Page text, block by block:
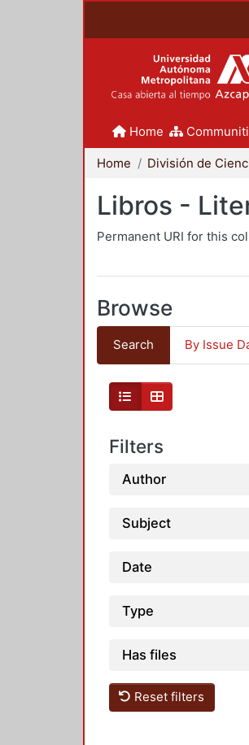
Home
Home
Libros -
Permanent URI for this
Browse
Search By Issue
Filters
Author
Subject
Date
Type
Has files
Reset filters